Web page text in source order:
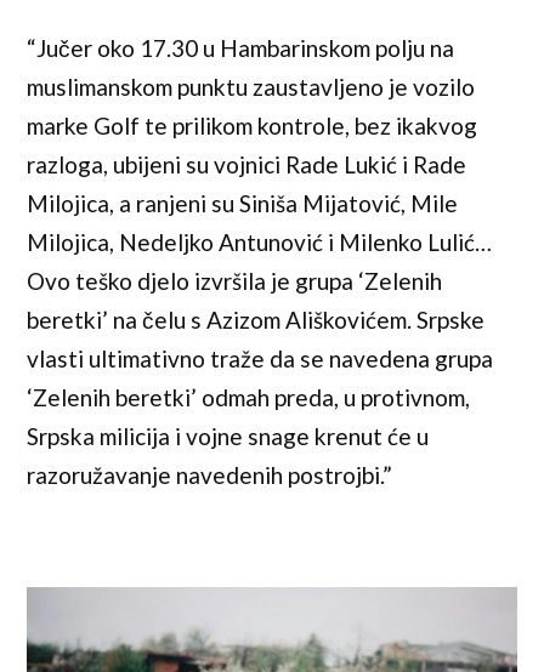
“Jučer oko 17.30 u Hambarinskom polju na
muslimanskom punktu zaustavljeno je vozilo
marke Golf te prilikom kontrole, bez ikakvog
razloga, ubijeni su vojnici Rade Lukić i Rade
Milojica, a ranjeni su Siniša Mijatović, Mile
Milojica, Nedeljko Antunović i Milenko Lulić…
Ovo teško djelo izvršila je grupa ‘Zelenih
beretki’ na čelu s Azizom Ališkovićem. Srpske
vlasti ultimativno traže da se navedena grupa
‘Zelenih beretki’ odmah preda, u protivnom,
Srpska milicija i vojne snage krenut će u
razoružavanje navedenih postrojbi.”